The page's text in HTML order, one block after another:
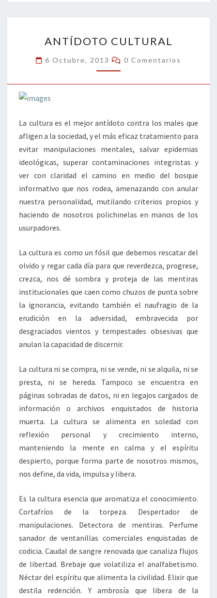
o
o
er dI
n
l
p
ar
tir
CULTURAL
ANTÍDOTO CULTURAL
6 Octubre, 2013 Comentarios
0 Comentarios
La cultura es el mejor antídoto contra los males que
afligen a la sociedad, y el más eficaz tratamiento para
evitar manipulaciones mentales, salvar epidemias
ideológicas, superar contaminaciones integristas y
ver con claridad el camino en medio del bosque
informativo que nos rodea, amenazando con anular
nuestra personalidad, mutilando criterios propios y
haciendo de nosotros polichinelas en manos de los
usurpadores.
La cultura es como un fósil que debemos rescatar del
olvido y regar cada día para que reverdezca, progrese,
crezca, nos dé sombra y proteja de las mentiras
institucionales que caen como chuzos de punta sobre
la ignorancia, evitando también el naufragio de la
erudición en la adversidad, embravecida por
desgraciados vientos y tempestades obsesivas que
anulan la capacidad de discernir.
La cultura ni se compra, ni se vende, ni se alquila, ni se
presta, ni se hereda. Tampoco se encuentra en
páginas sobradas de datos, ni en legajos cargados de
información o archivos enquistados de historia
muerta. La cultura se alimenta en soledad con
reflexión personal y crecimiento interno,
manteniendo la mente en calma y el espíritu
despierto, porque forma parte de nosotros mismos,
nos define, da vida, impulsa y libera.
Es la cultura esencia que aromatiza el conocimiento.
Cortafríos de la torpeza. Despertador de
manipulaciones. Detectora de mentiras. Perfume
sanador de ventanillas comerciales enquistadas de
codicia. Caudal de sangre renovada que canaliza flujos
de libertad. Brebaje que volatiliza el analfabetismo.
Néctar del espíritu que alimenta la civilidad. Elixir que
destila redención. Y ambrosía que libera de la